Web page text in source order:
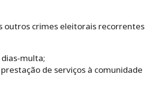
outros crimes eleitorais recorrentes
multa;
de serviços à comunidade